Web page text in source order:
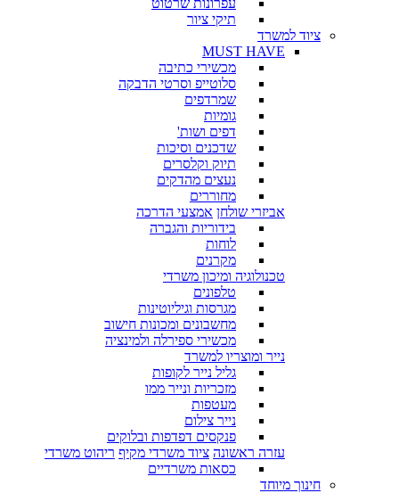
עפרונות שרטוט
תיקי ציור
ציוד למשרד
MUST HAVE
מכשירי כתיבה
סלוטייפ וסרטי הדבקה
שמרדפים
גומיות
דפים ושות'
שדכנים וסיכות
תיוק וקלסרים
נעצים מהדקים
מחוררים
אביזרי שולחן אמצעי הדרכה
בידוריות והגברה
לוחות
מקרנים
טכנולוגיה ומיכון משרדי
טלפונים
מגרסות וגיליוטינות
מחשבונים ומכונות חישוב
מכשירי ספירלה ולמינציה
נייר ומוצריו למשרד
גליל נייר לקופות
מזכריות ונייר ממו
מעטפות
נייר צילום
פנקסים דפדפות ובלוקים
עזרה ראשונה ציוד משרדי מקיף ריהוט משרדי
כסאות משרדיים
חינוך מיוחד